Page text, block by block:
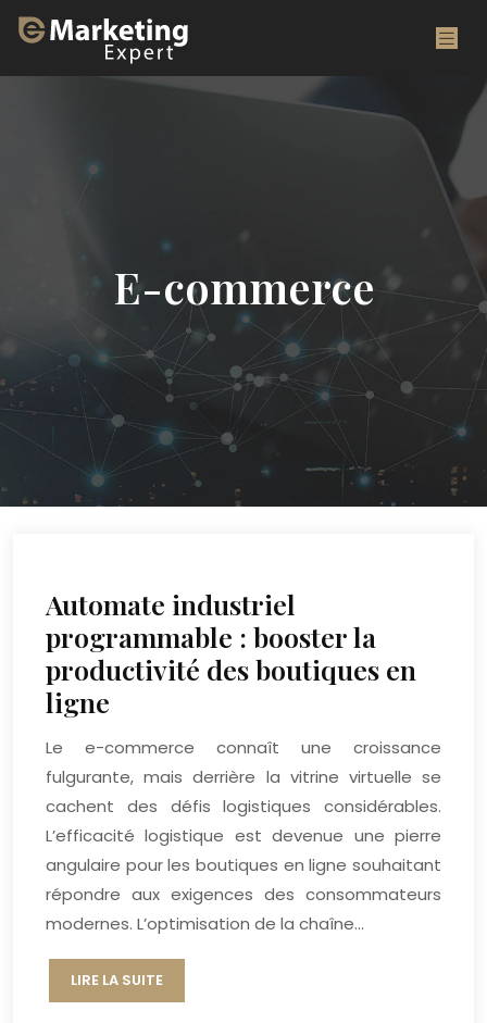
E-commerce
Automate industriel
programmable : booster la
productivité des boutiques en
ligne
Le e-commerce connaît une croissance
fulgurante, mais derrière la vitrine virtuelle se
cachent des défis logistiques considérables.
L’efficacité logistique est devenue une pierre
angulaire pour les boutiques en ligne souhaitant
répondre aux exigences des consommateurs
modernes. L’optimisation de la chaîne…
LIRE LA SUITE